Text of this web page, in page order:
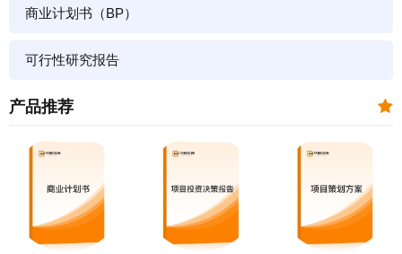
商业计划书（BP）
可行性研究报告
产品推荐